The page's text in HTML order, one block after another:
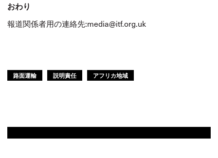
おわり
報道関係者用の連絡先:media@itf.org.uk
路面運輸 説明責任 アフリカ地域